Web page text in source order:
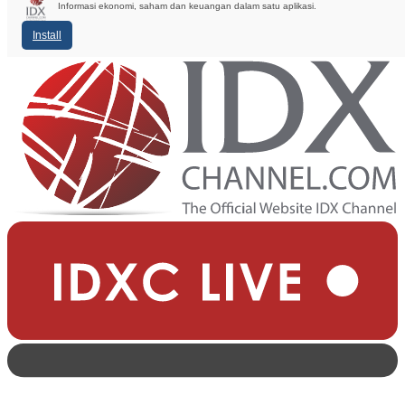
Informasi ekonomi, saham dan keuangan dalam satu aplikasi.
Install